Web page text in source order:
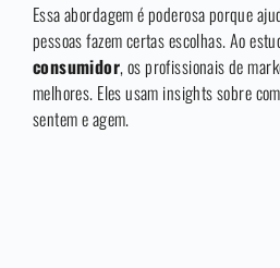
Essa abordagem é poderosa porque
pessoas fazem certas escolhas. Ao
consumidor, os profissionais de
melhores. Eles usam insights sobre
sentem e agem.